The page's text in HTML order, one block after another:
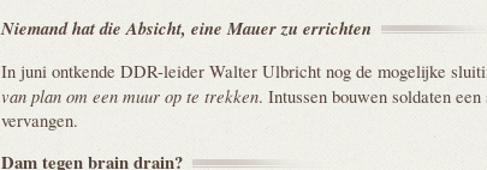
Niemand hat die Absicht, eine Mauer zu errichten
In juni ontkende DDR-leider Walter Ulbricht nog de mogelijke
van plan om een muur op te trekken. Intussen bouwen soldaten
vervangen.
Dam tegen braindrain?